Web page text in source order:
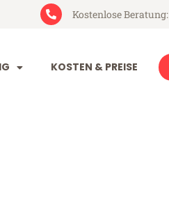
Kostenlose Beratung:
KOSTEN & PREISE